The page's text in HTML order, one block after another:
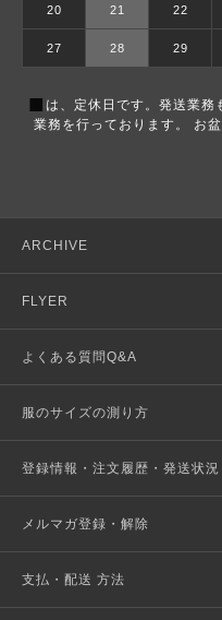
20 21 22
27 28 29
■ は、定休日です。発送業務
業務を行っております。 お
ARCHIVE
FLYER
よくある質問Q&A
服のサイズの測り方
登録情報・注文履歴・発送状況
メルマガ登録・解除
支払・配送 方法